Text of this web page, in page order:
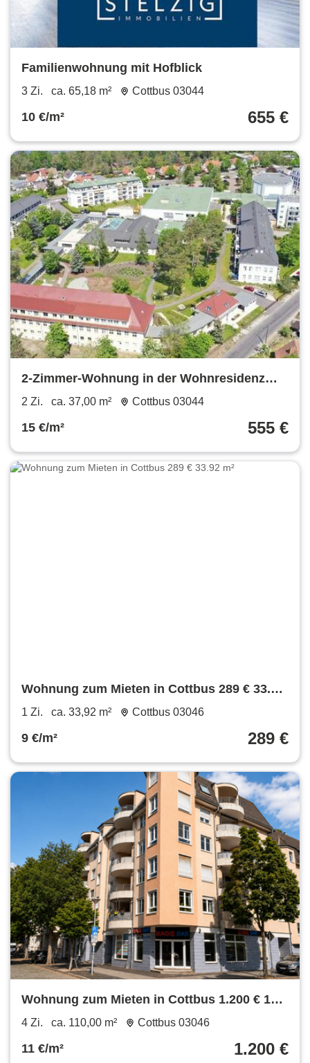
Familienwohnung mit Hofblick
3 Zi. ca. 65,18 m² Cottbus 03044
10 €/m² 655 €
2-Zimmer-Wohnung in der Wohnresidenz
Branitz (1.2.05) zu vermieten - täglich freie
2 Zi. ca. 37,00 m² Cottbus 03044
15 €/m² 555 €
Wohnung zum Mieten in Cottbus 289 € 33.92
m²
1 Zi. ca. 33,92 m² Cottbus 03046
9 €/m² 289 €
Wohnung zum Mieten in Cottbus 1.200 € 110
m²
4 Zi. ca. 110,00 m² Cottbus 03046
11 €/m² 1.200 €